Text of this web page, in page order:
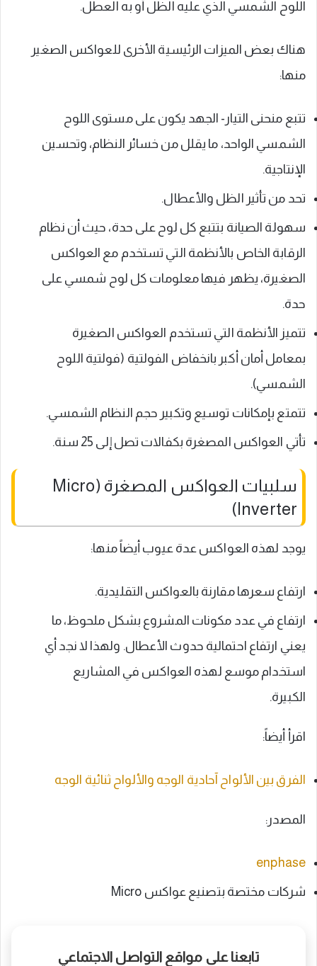
اللوح الشمسي الذي عليه الظل أو به العطل.
هناك بعض الميزات الرئيسية الأخرى للعواكس الصغير
منها:
تتبع منحنى التيار- الجهد يكون على مستوى اللوح
الشمسي الواحد، ما يقلل من خسائر النظام، وتحسين
الإنتاجية.
تحد من تأثير الظل والأعطال.
سهولة الصيانة بتتبع كل لوح على حدة، حيث أن نظام
الرقابة الخاص بالأنظمة التي تستخدم مع العواكس
الصغيرة، يظهر فيها معلومات كل لوح شمسي على
حدة.
تتميز الأنظمة التي تستخدم العواكس الصغيرة
بمعامل أمان أكبر بانخفاض الفولتية (فولتية اللوح
الشمسي).
تتمتع بإمكانات توسيع وتكبير حجم النظام الشمسي.
تأتي العواكس المصغرة بكفالات تصل إلى 25 سنة.
سلبيات العواكس المصغرة (Micro
Inverter)
يوجد لهذه العواكس عدة عيوب أيضاً منها:
ارتفاع سعرها مقارنة بالعواكس التقليدية.
ارتفاع في عدد مكونات المشروع بشكل ملحوظ، ما
يعني ارتفاع احتمالية حدوث الأعطال. ولهذا لا نجد أي
استخدام موسع لهذه العواكس في المشاريع
الكبيرة.
اقرأ أيضاً:
الفرق بين الألواح آحادية الوجه والألواح ثنائية الوجه
المصدر:
enphase
شركات مختصة بتصنيع عواكس Micro
تابعنا على مواقع التواصل الاجتماعي